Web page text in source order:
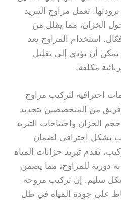
تعمل مراوح التبريد
الخزان، مما يقلل من
استخدام المراوح يعد
يمكن أن يؤدي إلى تقليل
مكلفة.
احترافية لتركيب مراوح
فريق من المتخصصين بتحديد
الخزان واحتياجات التبريد
بشكل احترافي لضمان
تقدم تبريد خزانات المياه
دورية للمراوح، مما يضمن
سليم. إن تركيب مروحة
على جودة المياه في ظل